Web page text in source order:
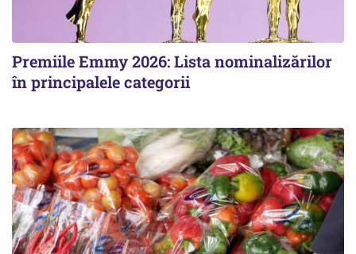
Premiile Emmy 2026: Lista nominalizărilor
în principalele categorii